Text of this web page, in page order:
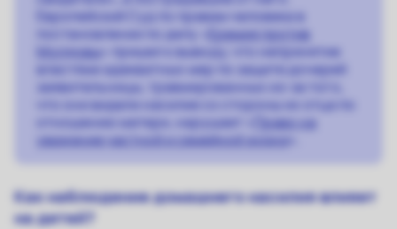
Европейский Суд по правам человека в
постановлении по делу «
Еремия против
Молдовы » пришел к выводу, что непринятие
властями адекватных мер по защите дочерей
заявительницы, травмированных из-за того,
что они видели насилие со стороны их отца по
отношению матери, нарушает «
Право на
уважение частной и семейной жизни
Как наблюдение домашнего насилия влияет
на детей?